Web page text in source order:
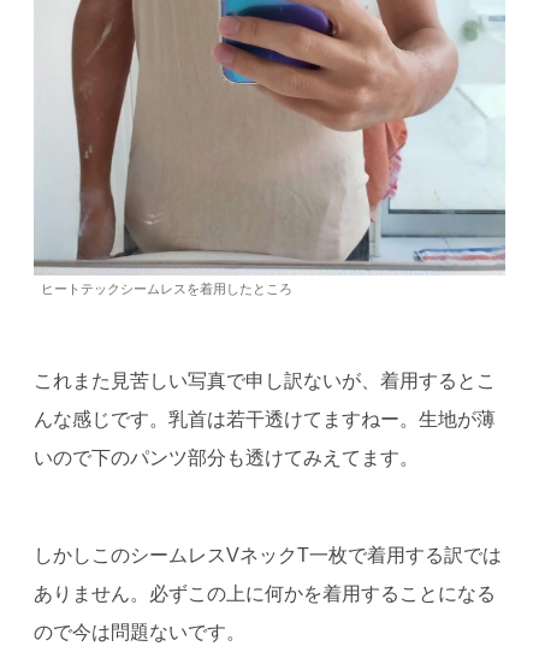
ヒートテックシームレスを着用したところ
これまた見苦しい写真で申し訳ないが、着用するとこ
んな感じです。乳首は若干透けてますねー。生地が薄
いので下のパンツ部分も透けてみえてます。
しかしこのシームレスVネックT一枚で着用する訳では
ありません。必ずこの上に何かを着用することになる
ので今は問題ないです。